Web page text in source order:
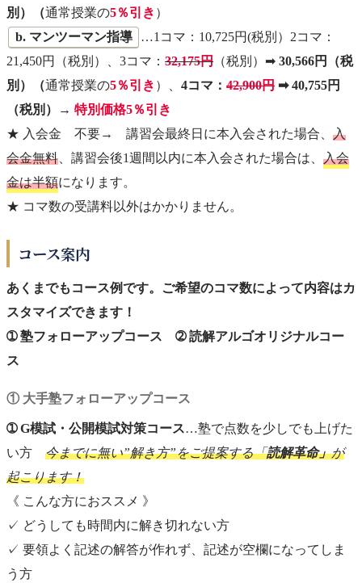
別）（通常授業の5％引き ）
b. マンツーマン指導
…1コマ：10,725円(税別）2コマ：
21,450円（税別）、3コマ： 32,175円 （税別）➡ 30,566円（税
別）（通常授業の5％引き ）、 4コマ： 42,900円 ➡ 40,755円
（税別）
→ 特別価格5％引き
★ 入会金 不要→ 講習会最終日に本入会された場合、 入
会金無料 、講習会後1週間以内に本入会された場合は、 入会
金は半額になります。
★ コマ数の受講料以外はかかりません。
コース案内
あくまでもコース例です。ご希望のコマ数によって内容はカ
スタマイズできます！
➀ 塾フォローアップコース ➁ 読解アルゴオリジナルコー
ス
① 大手塾フォローアップコース
➀ G模試・公開模試対策コース…塾で点数を少しでも上げた
い方 今までに無い”解き方”をご提案する「読解革命」が
起こります！
《 こんな方におススメ 》
✓ どうしても時間内に解き切れない方
✓ 要領よく記述の解答が作れず、記述が空欄になってしま
う方